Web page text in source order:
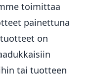
toimittaa
painettuna
on
tai tuotteen